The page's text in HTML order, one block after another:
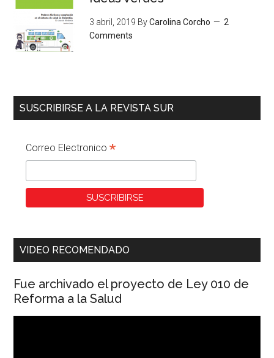
3 abril, 2019 ByCarolina Corcho
2
Comments
SUSCRIBIRSE A LA REVISTA SUR
Correo Electronico*
VIDEO RECOMENDADO
Fue archivado el proyecto de Ley 010 de
Reforma a la Salud